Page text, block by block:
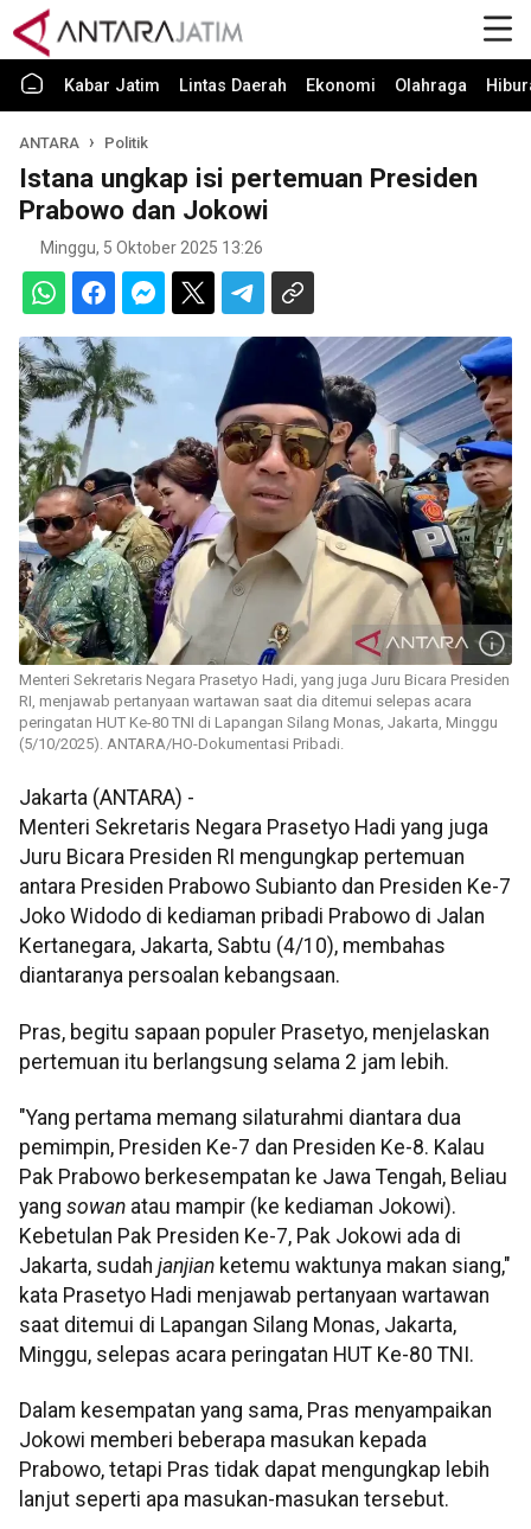
Kabar Jatim Lintas Daerah Ekonomi Olahraga
ANTARA Politik
Istana ungkap isi pertemuan Presiden
Prabowo dan Jokowi
Minggu, 5 Oktober 2025 13:26
Menteri Sekretaris Negara Prasetyo Hadi, yang juga Juru Bicara Presiden
RI, menjawab pertanyaan wartawan saat dia ditemui selepas acara
peringatan HUT Ke-80 TNI di Lapangan Silang Monas, Jakarta, Minggu
(5/10/2025). ANTARA/HO-Dokumentasi Pribadi.
Jakarta (ANTARA) -
Menteri Sekretaris Negara Prasetyo Hadi yang juga
Juru Bicara Presiden RI mengungkap pertemuan
antara Presiden Prabowo Subianto dan Presiden Ke-7
Joko Widodo di kediaman pribadi Prabowo di Jalan
Kertanegara, Jakarta, Sabtu (4/10), membahas
diantaranya persoalan kebangsaan.
Pras, begitu sapaan populer Prasetyo, menjelaskan
pertemuan itu berlangsung selama 2 jam lebih.
"Yang pertama memang silaturahmi diantara dua
pemimpin, Presiden Ke-7 dan Presiden Ke-8. Kalau
Pak Prabowo berkesempatan ke Jawa Tengah, Beliau
yang sowan atau mampir (ke kediaman Jokowi).
Kebetulan Pak Presiden Ke-7, Pak Jokowi ada di
Jakarta, sudah janjian ketemu waktunya makan siang,"
kata Prasetyo Hadi menjawab pertanyaan wartawan
saat ditemui di Lapangan Silang Monas, Jakarta,
Minggu, selepas acara peringatan HUT Ke-80 TNI.
Dalam kesempatan yang sama, Pras menyampaikan
Jokowi memberi beberapa masukan kepada
Prabowo, tetapi Pras tidak dapat mengungkap lebih
lanjut seperti apa masukan-masukan tersebut.